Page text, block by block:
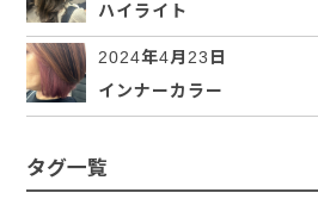
ハイライト
2024年4月23日
インナーカラー
タグ一覧